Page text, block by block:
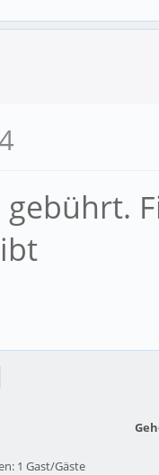
gebührt.
1 Gast/Gäste